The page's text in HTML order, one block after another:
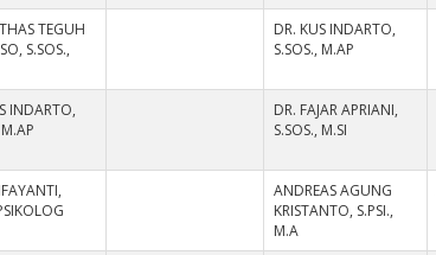
TEGUH
S.SOS.,
DR. KUS INDARTO,
S.SOS., M.AP
INDARTO,
DR. FAJAR APRIANI,
S.SOS., M.SI
ANDREAS AGUNG
KRISTANTO, S.PSI.,
M.A